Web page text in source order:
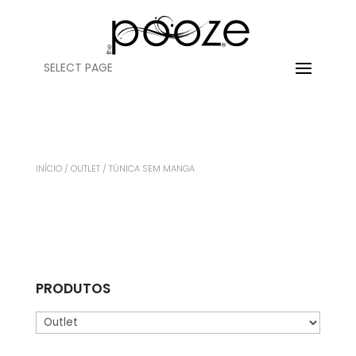
SELECT PAGE
INÍCIO/ OUTLET/ TÚNICA SEM MANGA
PRODUTOS